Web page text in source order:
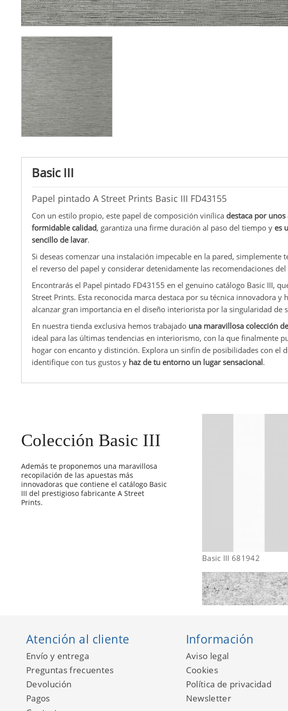
Basic III
Papel pintado A Street Prints Basic III FD43155
Con un estilo propio, este papel de composición vinílica destaca por unos
formidable calidad, garantiza una firme duración al paso del tiempo y es
sencillo de lavar.
Si deseas comenzar una instalación impecable en la pared, simplemente
el reverso del papel y considerar detenidamente las recomendaciones
Encontrarás el Papel pintado FD43155 en el genuino catálogo Basic III,
Street Prints. Esta reconocida marca destaca por su técnica innovadora y
alcanzar gran importancia en el diseño interiorista por la singularidad de
En nuestra tienda exclusiva hemos trabajado una maravillosa colección
ideal para las últimas tendencias en interiorismo, con la que finalmente
hogar con encanto y distinción. Explora un sinfín de posibilidades con el
identifique con tus gustos y haz de tu entorno un lugar sensacional.
Colección Basic III
Además te proponemos una maravillosa
recopilación de las apuestas más
innovadoras que contiene el catálogo Basic
III del prestigioso fabricante A Street
Prints.
Basic III 681942
Atención al cliente
Envío y entrega
Preguntas frecuentes
Devolución
Pagos
Información
Aviso legal
Cookies
Política de privacidad
Newsletter